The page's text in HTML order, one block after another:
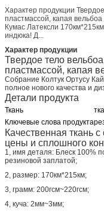
Характер продукции
пластмассой, капая
Кумас Латексли
индюка! Д...
Характер продукции
Твердое тело
пластмассой, капая
Собрание Колтук Ортусу
полное нового качества и
Детали продукта
Ткань
Ключевые слова продукта
Качественная ткань
цены и сплошного
1, имя деталя: Блеск 100%
резиновой заплатой;
2, размер: 170км*215км;
3, грамм: 200гсм~220гсм;
4, куча: 2мм~3мм;